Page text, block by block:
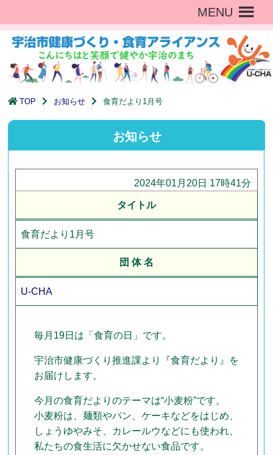
MENU
TOP お知らせ 食育だより1月号
お知らせ
2024年01月20日 17時41分
タイトル
食育だより1月号
団 体 名
U-CHA
毎月19日は「食育の日」です。
宇治市健康づくり推進課より『食育だより』を
お届けします。
今月の食育だよりのテーマは“小麦粉”です。
小麦粉は、麺類やパン、ケーキなどをはじめ、
しょうゆやみそ、カレールウなどにも使われ、
私たちの食生活に欠かせない食品です。